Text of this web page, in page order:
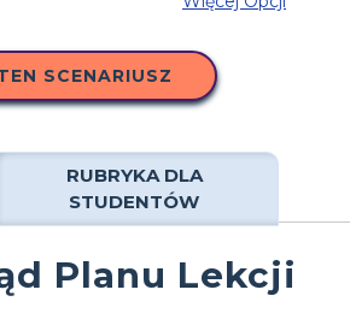
SCENARIUSZ
RUBRYKA DLA
STUDENTÓW
Planu Lekcji